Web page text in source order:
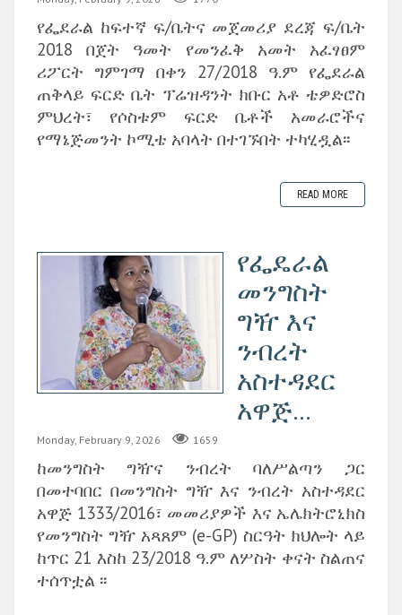
የፌደራል ከፍተኛ ፍ/ቤትና መጀመሪያ ደረጃ ፍ/ቤት
2018 በጀት ዓመት የመንፈቅ አመት አፈፃፀም
ሪፖርት ግምገማ በቀን 27/2018 ዓ.ም የፌደራል
ጠቅላይ ፍርድ ቤት ፕሬዝዳንት ክቡር አቶ ቴዎድሮስ
ምህረት፣ የሶስቱም ፍርድ ቤቶች አመራሮችና
የማኔጅመንት ኮሚቴ አባላት በተገኙበት ተካሂዷል፡፡
READ MORE
የፌዴራል
መንግስት
ግዥ እና
ንብረት
አስተዳደር
አዋጅ...
Monday, February 9, 2026 1659
ከመንግስት ግዥና ንብረት ባለሥልጣን ጋር
በመተባበር በመንግስት ግዥ እና ንብረት አስተዳደር
አዋጅ 1333/2016፣ መመሪያዎች እና ኤሌክትሮኒክስ
የመንግስት ግዥ አጻጸም (e-GP) ስርዓት ክህሎት ላይ
ከጥር 21 እስከ 23/2018 ዓ.ም ለሦስት ቀናት ስልጠና
ተሰጥቷል ፡፡